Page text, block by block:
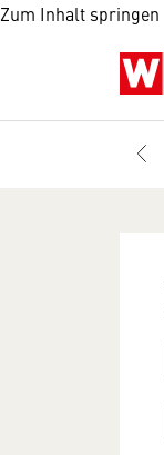
Zum Inhalt springen